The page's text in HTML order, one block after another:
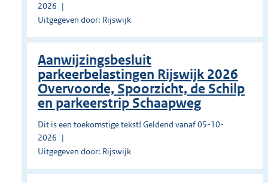
2026
Uitgegeven door: Rijswijk
Aanwijzingsbesluit
parkeerbelastingen Rijswijk 2026
Overvoorde, Spoorzicht, de Schilp
en parkeerstrip Schaapweg
Dit is een toekomstige tekst! Geldend vanaf 05-10-
2026
Uitgegeven door: Rijswijk